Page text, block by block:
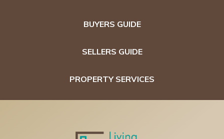
BUYERS GUIDE
SELLERS GUIDE
PROPERTY SERVICES